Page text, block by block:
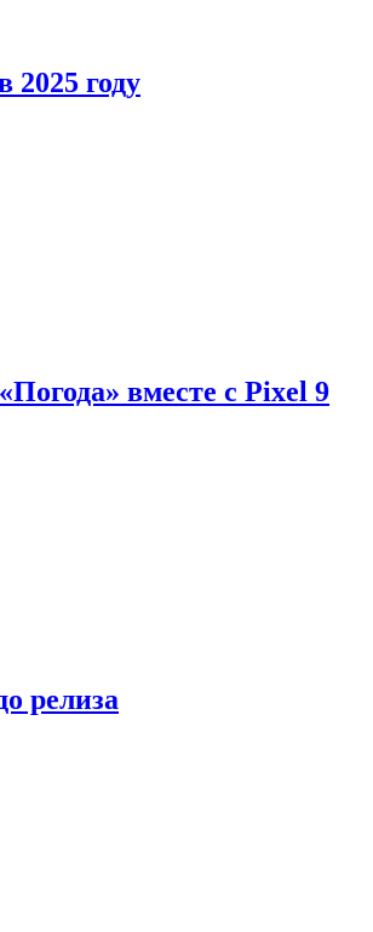
2025 году
вместе с Pixel 9
релиза